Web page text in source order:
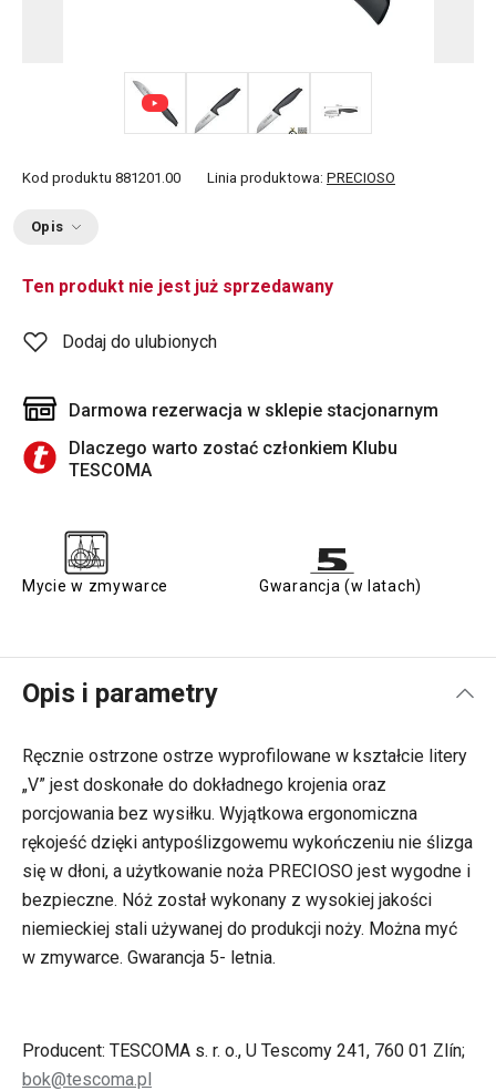
Kod produktu 881201.00 Linia produktowa: PRECIOSO
Opis
Ten produkt nie jest już sprzedawany
Dodaj do ulubionych
Darmowa rezerwacja w sklepie stacjonarnym
Dlaczego warto zostać członkiem Klubu
TESCOMA
Mycie w zmywarce Gwarancja (w latach)
Opis i parametry
Ręcznie ostrzone ostrze wyprofilowane w kształcie litery
„V” jest doskonałe do dokładnego krojenia oraz
porcjowania bez wysiłku. Wyjątkowa ergonomiczna
rękojeść dzięki antypoślizgowemu wykończeniu nie ślizga
się w dłoni, a użytkowanie noża PRECIOSO jest wygodne i
bezpieczne. Nóż został wykonany z wysokiej jakości
niemieckiej stali używanej do produkcji noży. Można myć
w zmywarce. Gwarancja 5- letnia.
Producent: TESCOMA s. r. o., U Tescomy 241, 760 01 Zlín;
bok@tescoma.pl